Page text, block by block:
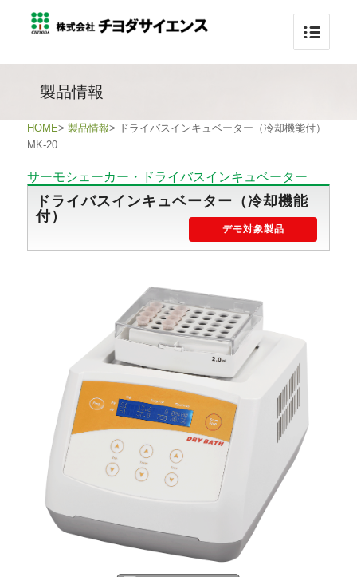
製品情報
HOME> 製品情報> ドライバスインキュベーター（冷却機能付）
MK-20
サーモシェーカー・ドライバスインキュベーター
ドライバスインキュベーター（冷却機能
付）
デモ対象製品